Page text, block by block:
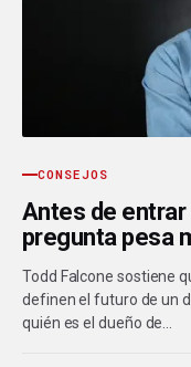
CONSEJOS
Antes de entrar
pregunta pesa
Todd Falcone sostiene
definen el futuro de un
quién es el dueño de…